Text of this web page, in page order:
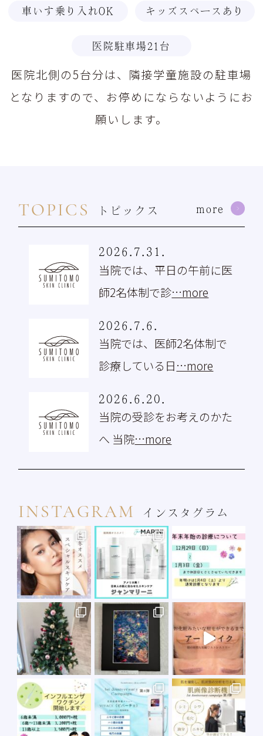
車いす乗り入れOK キッズスペースあり
医院駐車場21台
医院北側の5台分は、隣接学童施設の駐車場
となりますので、お停めにならないようにお
願いします。
TOPICS トピックス more
2026.7.31.
当院では、平日の午前に医
師2名体制で診…more
2026.7.6.
当院では、医師2名体制で
診療している日…more
2026.6.20.
当院の受診をお考えのかた
へ 当院…more
INSTAGRAM インスタグラム